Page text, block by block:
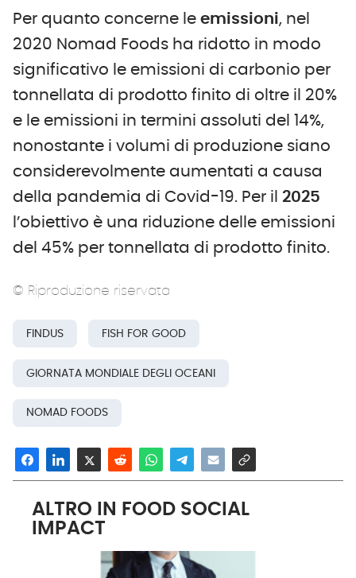
Per quanto concerne le emissioni, nel
2020 Nomad Foods ha ridotto in modo
significativo le emissioni di carbonio per
tonnellata di prodotto finito di oltre il 20%
e le emissioni in termini assoluti del 14%,
nonostante i volumi di produzione siano
considerevolmente aumentati a causa
della pandemia di Covid-19. Per il 2025
l’obiettivo è una riduzione delle emissioni
del 45% per tonnellata di prodotto finito.
© Riproduzione riservata
FINDUS FISH FOR GOOD
GIORNATA MONDIALE DEGLI OCEANI
NOMAD FOODS
ALTRO IN FOOD SOCIAL
IMPACT